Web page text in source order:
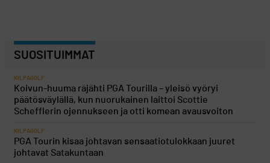
SUOSITUIMMAT
KILPAGOLF
Koivun-huuma räjähti PGA Tourilla – yleisö vyöryi
päätösväylällä, kun nuorukainen laittoi Scottie
Schefflerin ojennukseen ja otti komean avausvoiton
KILPAGOLF
PGA Tourin kisaa johtavan sensaatiotulokkaan juuret
johtavat Satakuntaan